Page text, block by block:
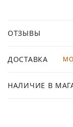
ОТЗЫВЫ
ДОСТАВКА
НАЛИЧИЕ В